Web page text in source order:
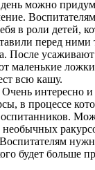
можно
в роли детей,
перед ними
После
маленькие
всю кашу.
интересно и
в процессе
необычных
будет больше